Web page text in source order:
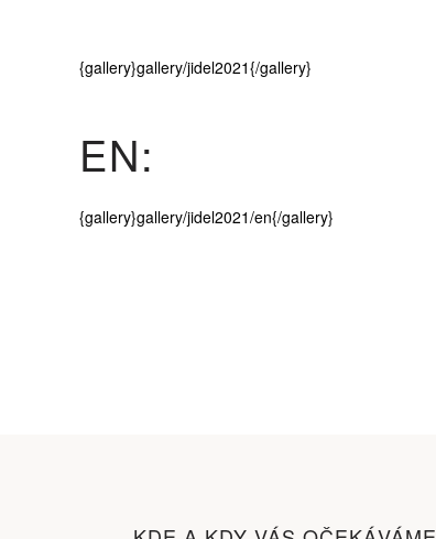
{gallery}gallery/jidel2021{/gallery}
EN:
{gallery}gallery/jidel2021/en{/gallery}